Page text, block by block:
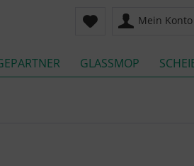
Mein Konto
GLASSMOP